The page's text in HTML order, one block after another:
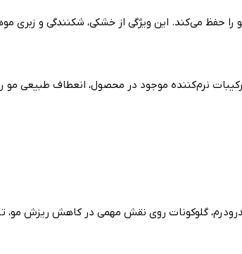
می‌کند. این ویژگی از خشکی، شکنندگی و زبری
نرم‌کننده موجود در محصول، انعطاف طبیعی مو
گلوکونات روی نقش مهمی در کاهش ریزش مو،